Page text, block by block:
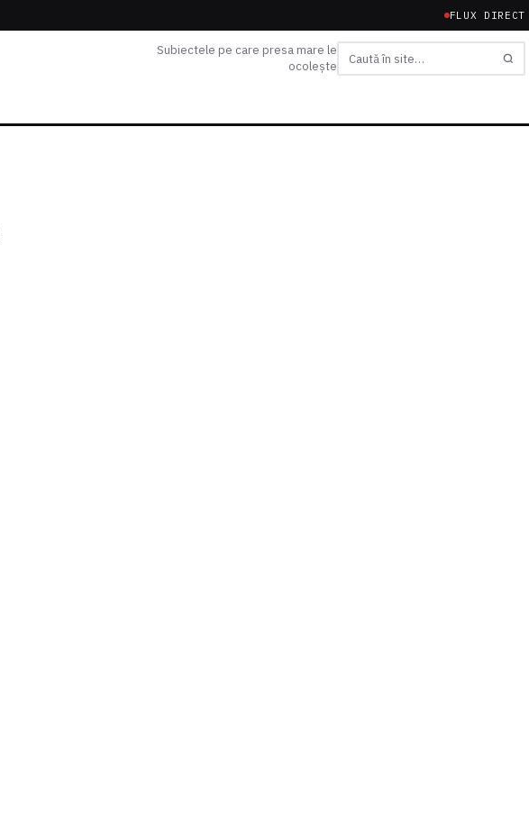
FLUX DIRECT
Subiectele pe care presa mare le
ocolește
Caută